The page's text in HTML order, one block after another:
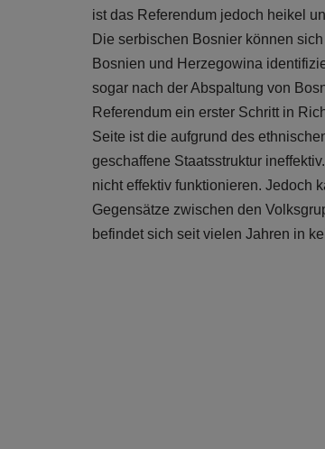
ist das Referendum jedoch heikel
Die serbischen Bosnier können
Bosnien und Herzegowina
sogar nach der Abspaltung von
Referendum ein erster Schritt in
Seite ist die aufgrund des
geschaffene Staatsstruktur
nicht effektiv funktionieren. Jedoch
Gegensätze zwischen den
befindet sich seit vielen Jahren in